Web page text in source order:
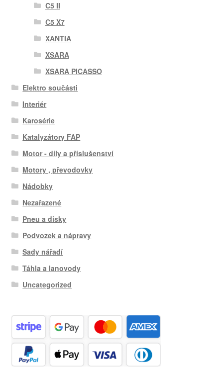
C5 II
C5 X7
XANTIA
XSARA
XSARA PICASSO
Elektro součásti
Interiér
Karosérie
Katalyzátory FAP
Motor - díly a příslušenství
Motory , převodovky
Nádobky
Nezařazené
Pneu a disky
Podvozek a nápravy
Sady nářadí
Táhla a lanovody
Uncategorized